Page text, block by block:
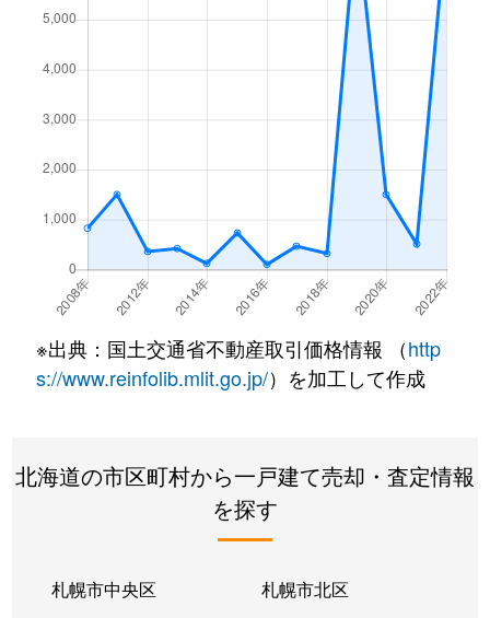
※出典：国土交通省不動産取引価格情報 （http
s://www.reinfolib.mlit.go.jp/）を加工して作成
北海道の市区町村から一戸建て売却・査定情報
を探す
札幌市中央区 札幌市北区